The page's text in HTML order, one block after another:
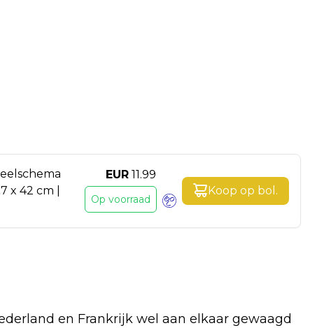
x 42 cm |
EUR 11.99
Op voorraad
Koop op bol .
en Frankrijk wel aan elkaar gewaagd